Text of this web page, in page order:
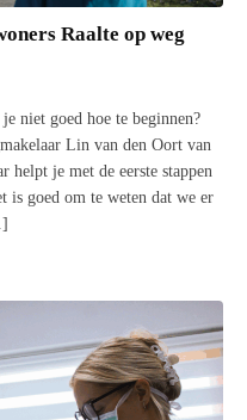
Raalte op weg
niet goed hoe te beginnen?
Lin van den Oort van
helpt je met de eerste stappen
is goed om te weten dat we er